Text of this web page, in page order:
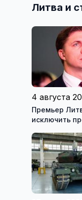
Литва и
4 августа
Премьер
исключить